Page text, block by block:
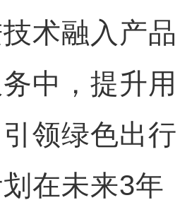
术融入产品
中，提升用
领绿色出行
在未来3年